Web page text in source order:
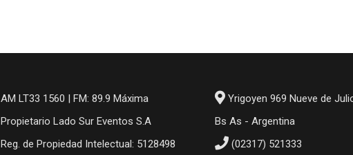
AM LT33 1560 | FM: 89.9 Máxima
Propietario Lado Sur Eventos S.A
Reg. de Propiedad Intelectual: 5128498
Yrigoyen 969 Nueve de
Bs As - Argentina
(02317) 521333